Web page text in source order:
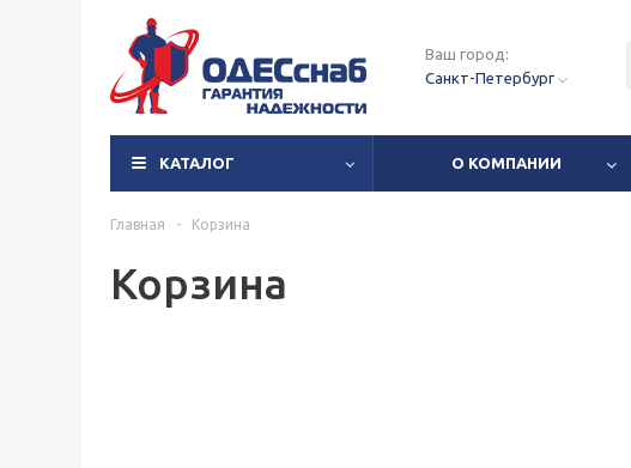
Ваш город:
Санкт-Петербург
КАТАЛОГ О КОМПАНИИ
Главная - Корзина
Корзина